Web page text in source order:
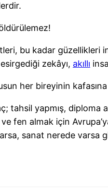
bu kadar güzellikleri
zekâyı, akıllı
her bireyinin
tahsil yapmış, diploma
fen almak için
sanat nerede varsa